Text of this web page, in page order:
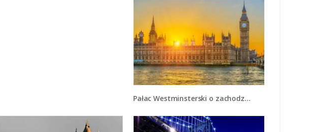
Pałac Westminsterski o zachodzie słońca - AM678